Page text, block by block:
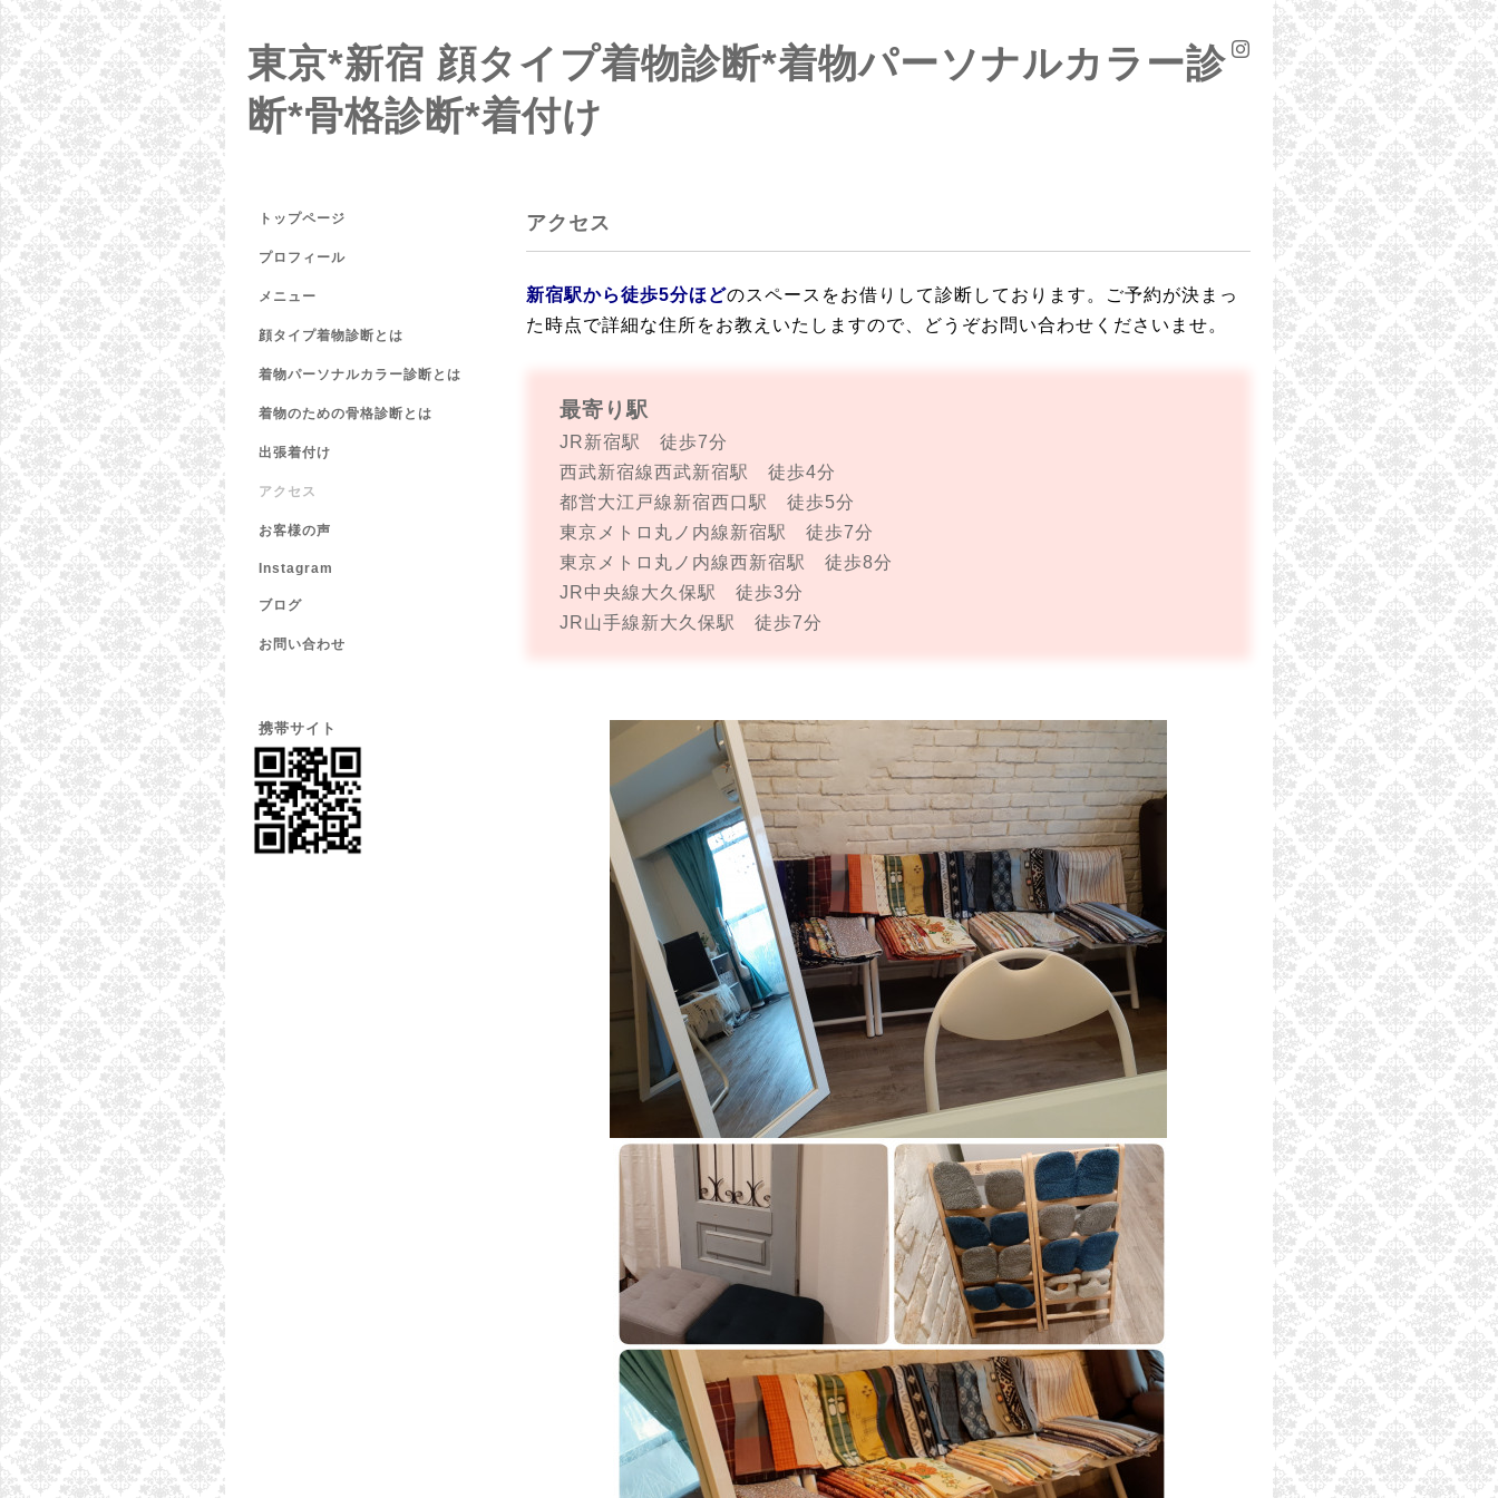
東京*新宿 顔タイプ着物診断*着物パーソナルカラー診
断*骨格診断*着付け
アクセス
新宿駅から徒歩5分ほどのスペースをお借りして診断しております。
ご予約が決まっ
た時点で詳細な住所をお教えいたしますので、
どうぞお問い合わせくださいませ。
最寄り駅
JR新宿駅 徒歩7分
西武新宿線西武新宿駅 徒歩4分
都営大江戸線新宿西口駅 徒歩5分
東京メトロ丸ノ内線新宿駅 徒歩7分
東京メトロ丸ノ内線西新宿駅 徒歩8分
JR中央線大久保駅 徒歩3分
JR山手線新大久保駅 徒歩7分
トップページ
プロフィール
メニュー
顔タイプ着物診断とは
着物パーソナルカラー診断とは
着物のための骨格診断とは
出張着付け
アクセス
お客様の声
Instagram
ブログ
お問い合わせ
携帯サイト